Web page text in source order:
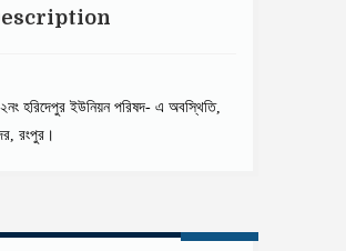
২নং হরিদেপুর ইউনিয়ন পরিষদ- এ অবস্থিতি,
রংপুর।